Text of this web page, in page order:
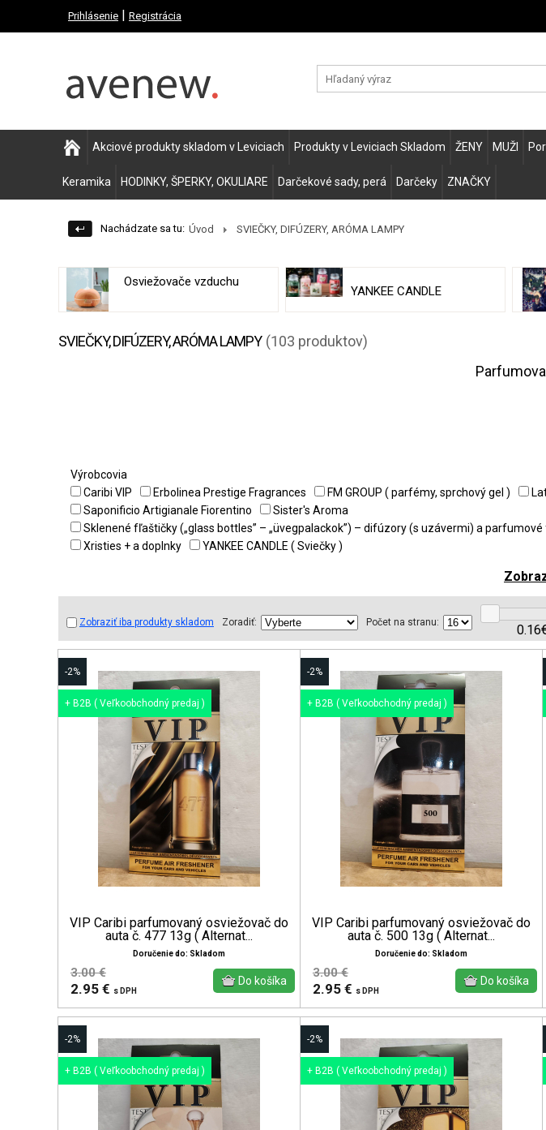
Prihlásenie | Registrácia
Akciové produkty skladom v Leviciach Produkty v Leviciach Skladom ŽENY MUŽI
Keramika HODINKY, ŠPERKY, OKULIARE Darčekové sady, perá Darčeky ZNAČKY
Nachádzate sa tu: Úvod SVIEČKY, DIFÚZERY, ARÓMA LAMPY
Osviežovače vzduchu
YANKEE CANDLE
SVIEČKY, DIFÚZERY, ARÓMA LAMPY (103 produktov)
Výrobcovia
Caribi VIP
Erbolinea Prestige Fragrances FM GROUP ( parfémy, sprchový gel )
Saponificio Artigianale Fiorentino
Sister's Aroma
Sklenené fľaštičky („glass bottles” – „üvegpalackok”) – difúzory (s uzávermi) a
Xristies + a doplnky
YANKEE CANDLE ( Sviečky )
Zobraziť iba produkty skladom Zoradiť: Počet na stranu:
-2%
+ B2B ( Veľkoobchodný predaj )
VIP Caribi parfumovaný osviežovač do
auta č. 477 13g ( Alternat...
Doručenie do: Skladom
3.00 €
2.95 € s DPH
-2%
+ B2B ( Veľkoobchodný predaj )
VIP Caribi parfumovaný osviežovač do
auta č. 500 13g ( Alternat...
Doručenie do: Skladom
3.00 €
2.95 € s DPH
-2%
+ B2B ( Veľkoobchodný predaj )
-2%
+ B2B ( Veľkoobchodný predaj )